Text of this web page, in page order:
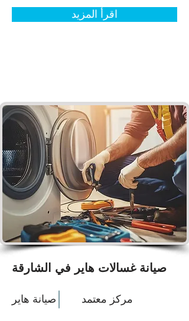
اقرأ المزيد
صيانة غسالات هاير في الشارقة
صيانة هاير مركز معتمد